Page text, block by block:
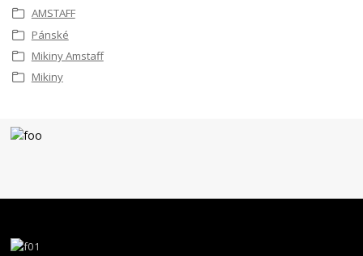
AMSTAFF
Pánské
Mikiny Amstaff
Mikiny